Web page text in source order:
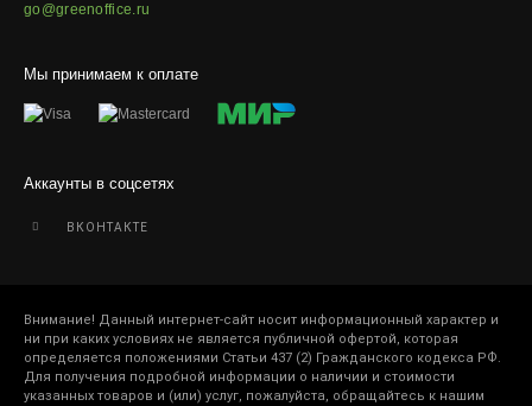
Мы принимаем к оплате
Аккаунты в соцсетях
ВКОНТАКТЕ
go@greenoffice.ru
Внимание! Данный интернет-сайт носит информационный характер и
ни при каких условиях не является публичной офертой, которая
определяется положениями Статьи 437 (2) Гражданского кодекса РФ.
Для получения подробной информации о наличии и стоимости
указанных товаров и (или) услуг, пожалуйста, обращайтесь к нашим